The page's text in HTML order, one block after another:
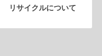
リサイクルについて